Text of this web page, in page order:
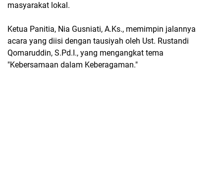
masyarakat lokal.
Ketua Panitia, Nia Gusniati, A.Ks., memimpin jalannya
acara yang diisi dengan tausiyah oleh Ust. Rustandi
Qomaruddin, S.Pd.I., yang mengangkat tema
"Kebersamaan dalam Keberagaman."